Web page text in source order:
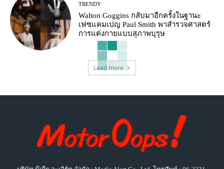
TRENDY
Walton Goggins กลับมาอีกครั้งในฐานะ
เฟซแคมเปญ Paul Smith พาสำรวจศาสตร์
การแต่งกายแบบสุภาพบุรุษ
Load more